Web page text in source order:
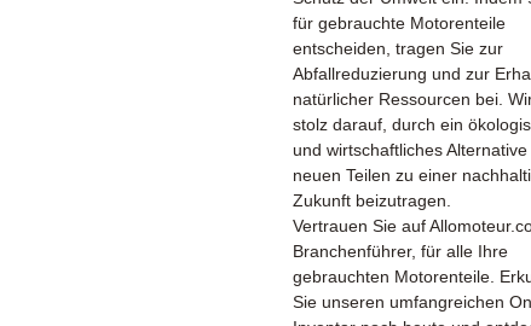
für gebrauchte Motorenteile
entscheiden, tragen Sie zur
Abfallreduzierung und zur
natürlicher Ressourcen bei.
stolz darauf, durch ein
und wirtschaftliches Alternative
neuen Teilen zu einer
Zukunft beizutragen.
Vertrauen Sie auf
Branchenführer, für alle Ihre
gebrauchten Motorenteile.
Sie unseren umfangreichen